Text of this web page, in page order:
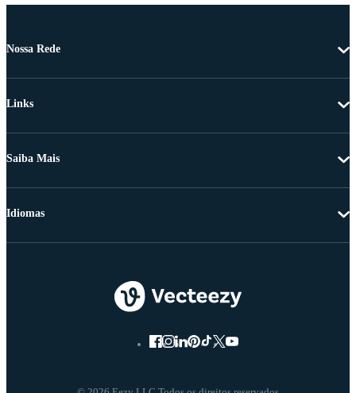
Nossa Rede
Links
Saiba Mais
Idiomas